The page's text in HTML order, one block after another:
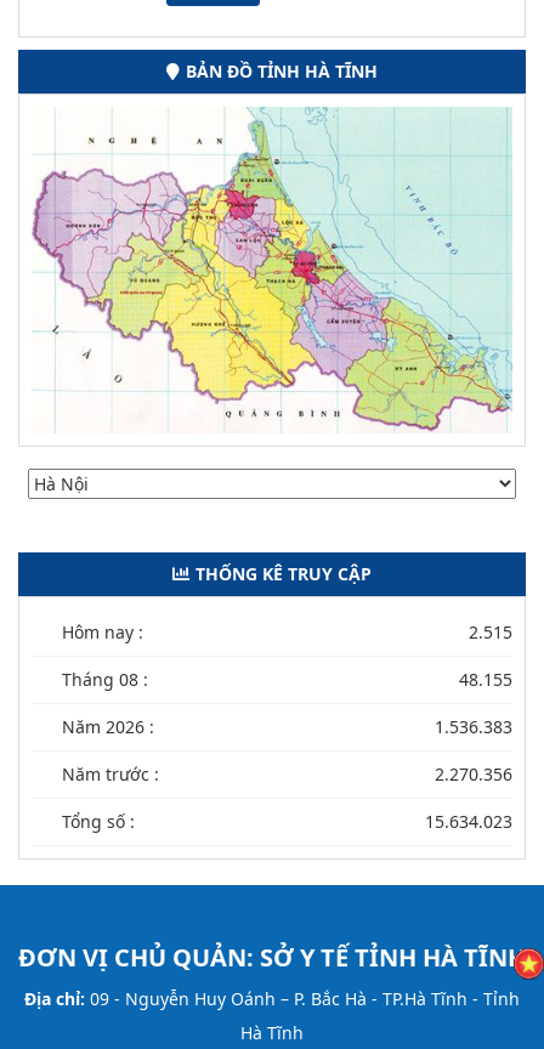
BẢN ĐỒ TỈNH HÀ TĨNH
THỐNG KÊ TRUY CẬP
Hôm nay : 2.515
Tháng 08 : 48.155
Năm 2026 : 1.536.383
Năm trước : 2.270.356
Tổng số : 15.634.023
ĐƠN VỊ CHỦ QUẢN: SỞ Y TẾ TỈNH HÀ TĨNH
Địa chỉ: 09 - Nguyễn Huy Oánh – P. Bắc Hà - TP.Hà Tĩnh - Tỉnh
Hà Tĩnh